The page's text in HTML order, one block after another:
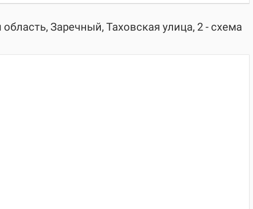
Заречный, Таховская улица, 2 - схема